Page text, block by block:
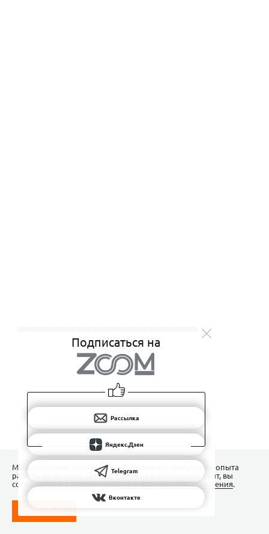
Подписаться на
Рассылка
Яндекс.Дзен
Telegram
Вконтакте
Мы используем Сookies для обеспечения наилучшего опыта
работы на нашем сайте. Продолжая использовать сайт, вы
соглашаетесь с условиямиПользовательского соглашения.
ПОНЯТНО